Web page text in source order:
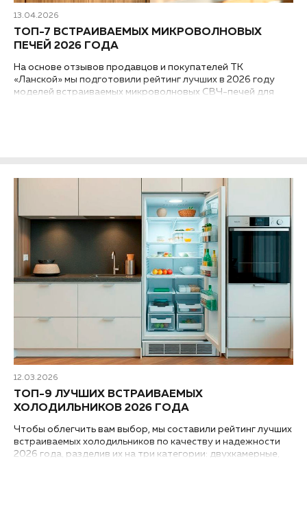
13.04.2026
ТОП-7 ВСТРАИВАЕМЫХ МИКРОВОЛНОВЫХ
ПЕЧЕЙ 2026 ГОДА
На основе отзывов продавцов и покупателей ТК
«Ланской» мы подготовили рейтинг лучших в 2026 году
моделей встраиваемых микроволновых СВЧ-печей для
12.03.2026
ТОП-9 ЛУЧШИХ ВСТРАИВАЕМЫХ
ХОЛОДИЛЬНИКОВ 2026 ГОДА
Чтобы облегчить вам выбор, мы составили рейтинг лучших
встраиваемых холодильников по качеству и надежности
2026 года, разделив их на три категории: двухкамерные,